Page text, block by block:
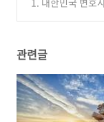
전문대학원 입학
관련글